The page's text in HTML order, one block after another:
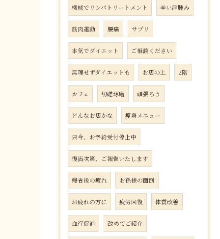
機械でリンパトリートメント 辛い浮腫み
筋肉運動 腰痛 サプリ
本気でダイエット ご相談ください
無理せずダイエットも お店の上 2階
カフェ 切磋琢磨 頑張ろう
どんなお店かな 瘦身メニュー
只今、お予約受付停止中
復活次第、ご報告いたします
帰省後の疲れ お孫様の面倒
お疲れの方に 疲労回復 体質改善
血行促進 改めてご紹介